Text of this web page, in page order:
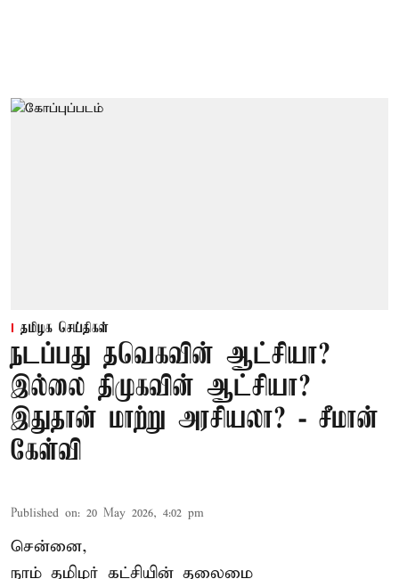
தமிழக செய்திகள்
நடப்பது தவெகவின் ஆட்சியா?
இல்லை திமுகவின் ஆட்சியா?
இதுதான் மாற்று அரசியலா? - சீமான்
கேள்வி
Published on: 20 May 2026, 4:02 pm
சென்னை,
நாம் தமிழர் கட்சியின் தலைமை